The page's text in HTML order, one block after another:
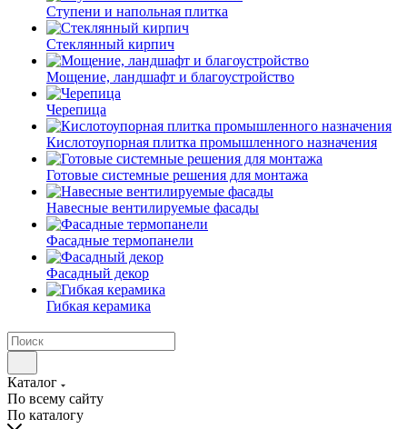
Ступени и напольная плитка
Cтеклянный кирпич
Мощение, ландшафт и благоустройство
Черепица
Кислотоупорная плитка промышленного назначения
Готовые системные решения для монтажа
Навесные вентилируемые фасады
Фасадные термопанели
Фасадный декор
Гибкая керамика
Каталог
По всему сайту
По каталогу